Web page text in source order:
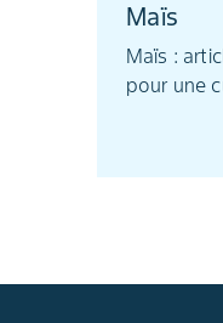
Maïs
Maïs :
pour une